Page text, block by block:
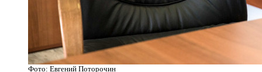
Фото: Евгений Поторочин